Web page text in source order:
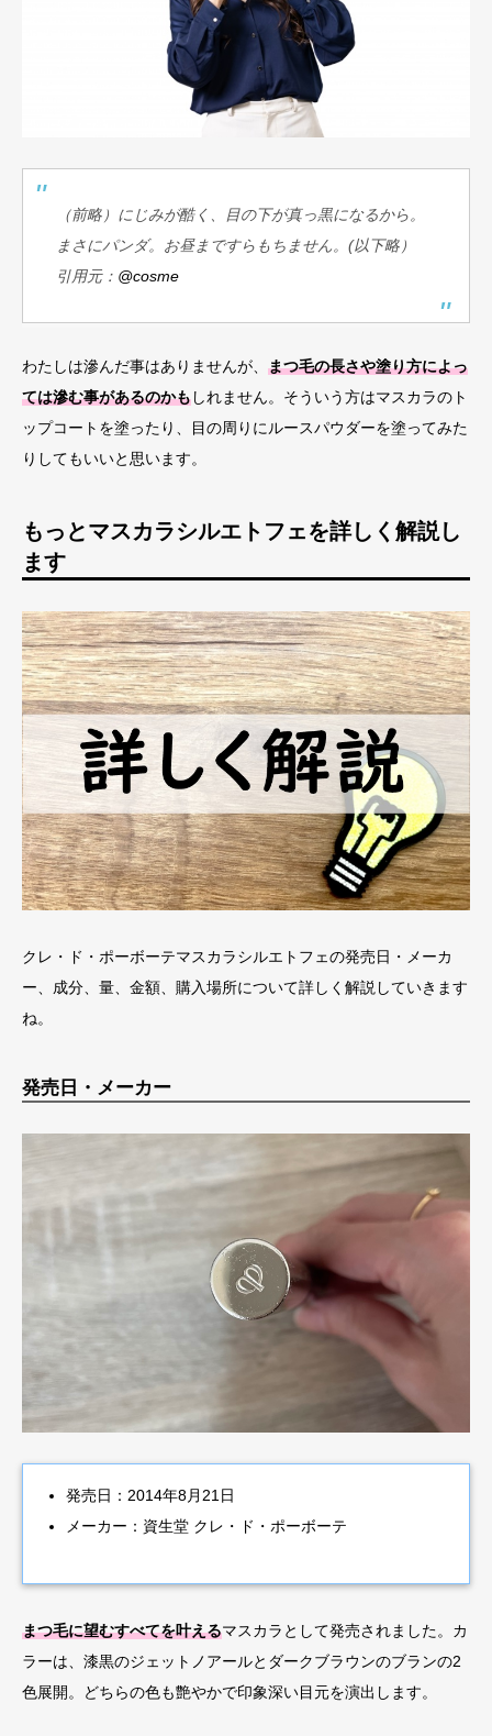
（前略）にじみが酷く、目の下が真っ黒になるから。
まさにパンダ。お昼まですらもちません。(以下略）
引用元： @cosme
わたしは滲んだ事はありませんが、 まつ毛の長さや塗り方によっ
ては滲む事があるのかもしれません。そういう方はマスカラのト
ップコートを塗ったり、目の周りにルースパウダーを塗ってみた
りしてもいいと思います。
もっとマスカラシルエトフェを詳しく解説し
ます
クレ・ド・ポーボーテマスカラシルエトフェの発売日・メーカ
ー、成分、量、金額、購入場所について詳しく解説していきます
ね。
発売日・メーカー
発売日：2014年8月21日
メーカー：資生堂 クレ・ド・ポーボーテ
まつ毛に望むすべてを叶えるマスカラとして発売されました。カ
ラーは、漆黒のジェットノアールとダークブラウンのブランの2
色展開。どちらの色も艶やかで印象深い目元を演出します。